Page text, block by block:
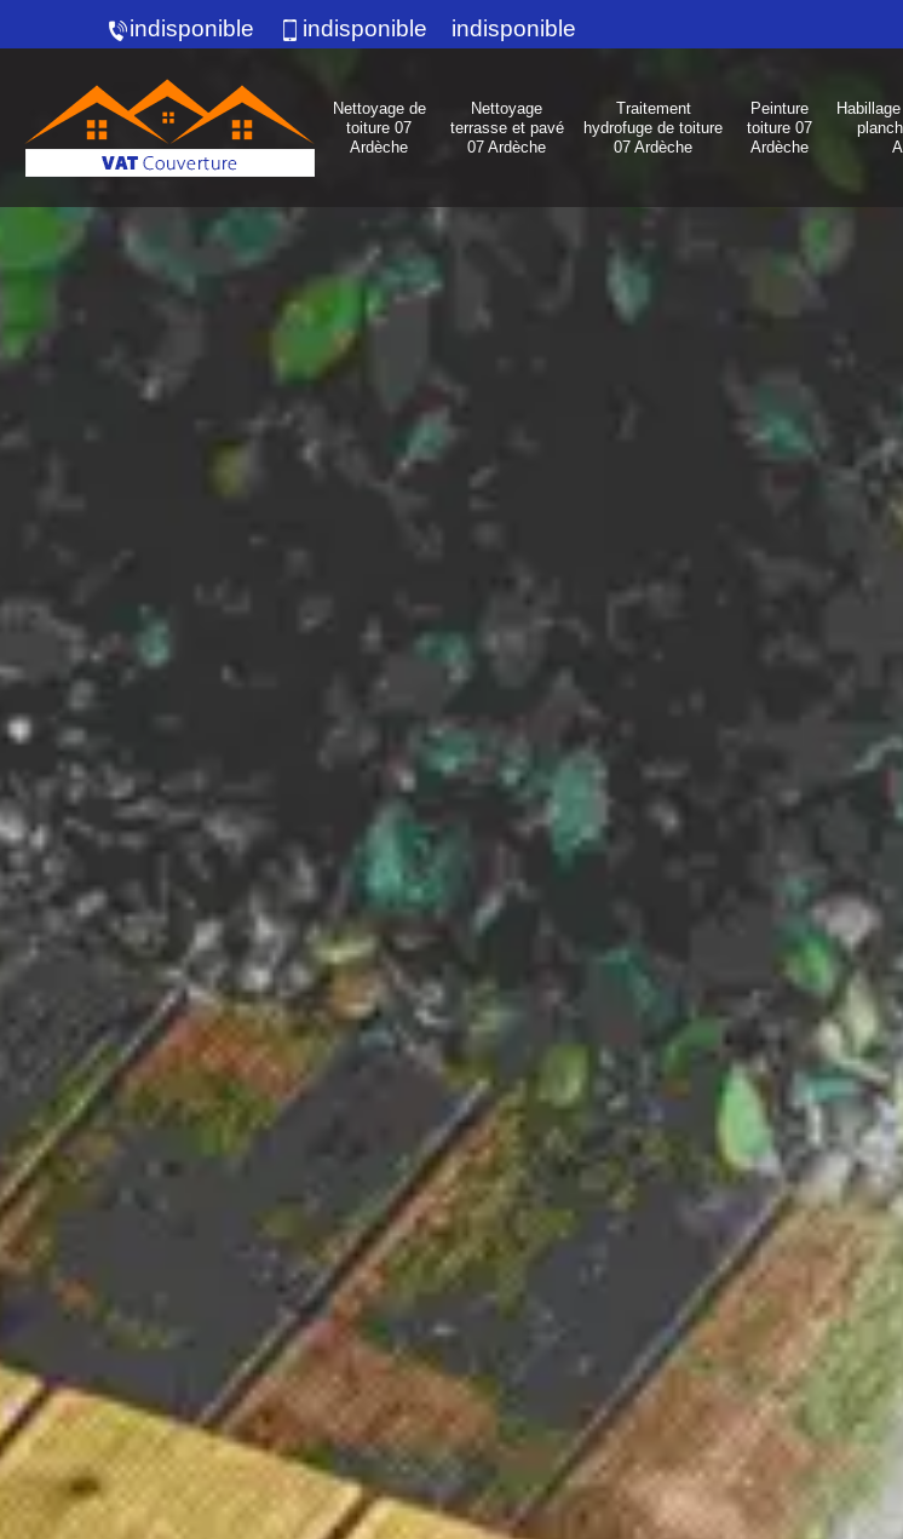
indisponible indisponible indisponible
Nettoyage de
toiture 07
Ardèche
Nettoyage
terrasse et pavé
07 Ardèche
Traitement
hydrofuge de toiture
07 Ardèche
Peinture
toiture 07
Ardèche